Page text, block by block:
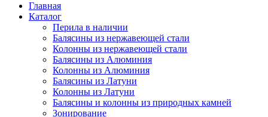
Главная
Каталог
Перила в наличии
Балясины из нержавеющей стали
Колонны из нержавеющей стали
Балясины из Алюминия
Колонны из Алюминия
Балясины из Латуни
Колонны из Латуни
Балясины и колонны из природных камней
Зонирование